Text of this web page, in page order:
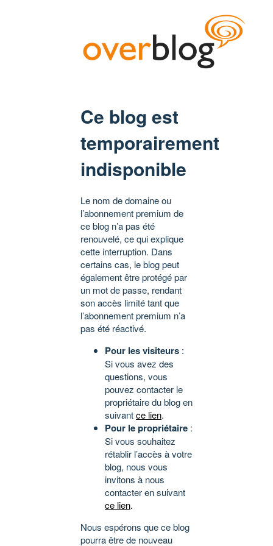
Ce blog est
temporairement
indisponible
Le nom de domaine ou
l’abonnement premium de
ce blog n’a pas été
renouvelé, ce qui explique
cette interruption. Dans
certains cas, le blog peut
également être protégé par
un mot de passe, rendant
son accès limité tant que
l’abonnement premium n’a
pas été réactivé.
Pour les visiteurs :
Si vous avez des
questions, vous
pouvez contacter le
propriétaire du blog en
suivantce lien.
Pour le propriétaire :
Si vous souhaitez
rétablir l’accès à votre
blog, nous vous
invitons à nous
contacter en suivant
ce lien.
Nous espérons que ce blog
pourra être de nouveau